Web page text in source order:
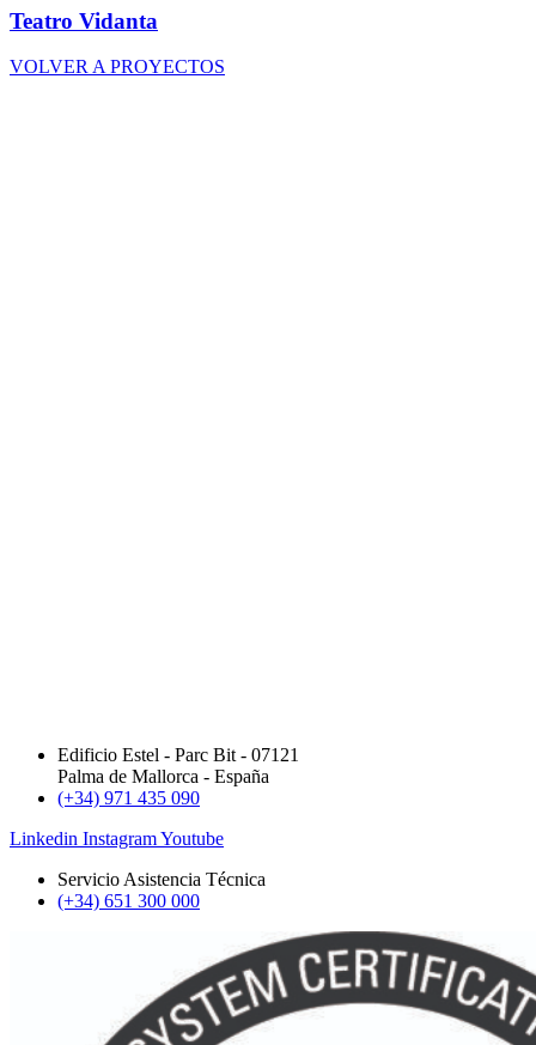
Teatro Vidanta
VOLVER A PROYECTOS
Edificio Estel - Parc Bit - 07121
Palma de Mallorca - España
(+34) 971 435 090
Linkedin InstagramYoutube
Servicio Asistencia Técnica
(+34) 651 300 000